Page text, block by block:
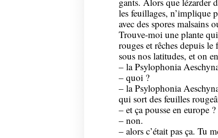
les feuillages, n’implique
avec des spores malsains
Trouve-moi une plante
rouges et rêches depuis
sous nos latitudes, et on
– la Psylophonia
– quoi ?
– la Psylophonia
qui sort des feuilles
– et ça pousse en europe ?
– non.
– alors c’était pas ça. Tu